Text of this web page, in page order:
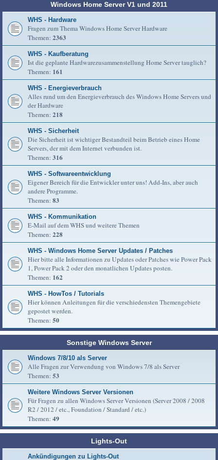
Windows Home Server V1 und 2011
WHS - Hardware
Fragen zum Thema Windows Home Server Hardware
Themen: 2363
WHS - Kaufberatung
Ist die geplante Hardwarezusammenstellung Home Server tauglich?
Themen: 161
WHS - Energieverbrauch
Alles rund um den Energieverbrauch des Windows Home Servers und
der Hardware
Themen: 218
WHS - Sicherheit
Die Sicherheit ist wichtiger Bestandteil beim Betrieb eines Home
Servers, der mit dem Internet verbunden ist.
Themen: 316
WHS - Softwareentwicklung
Eigener Bereich für die Entwickler unter uns! Add-Ins, aber auch
andere Programme.
Themen: 83
WHS - Kommunikation
E-Mail auf dem WHS und weitere Themen
Themen: 228
WHS - Windows Home Server Updates / Patches
Hier bitte alle Informationen zu Updates oder Patches wie Power Pack
1, Power Pack 2 oder den monatlichen Updates posten.
Themen: 162
WHS - HowTos / Tutorials
Hier können Anleitungen für die verschiedensten Themengebiete
gepostet werden.
Themen: 50
Sonstige Windows Server
Windows 7/8/10 als Server
Alle Fragen zur Verwendung von Windows 7/8 als Server
Themen: 53
Weitere Windows Server Versionen
Für Fragen zu allen Windows Server Versionen (Server 2008 / 2008
R2 / 2012 / etc., Foundation / Standard / etc.)
Themen: 49
Lights-Out
Ankündigungen zu Lights-Out